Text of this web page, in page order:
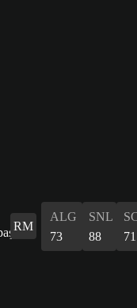
RM
ALG
73
SNL
88
71